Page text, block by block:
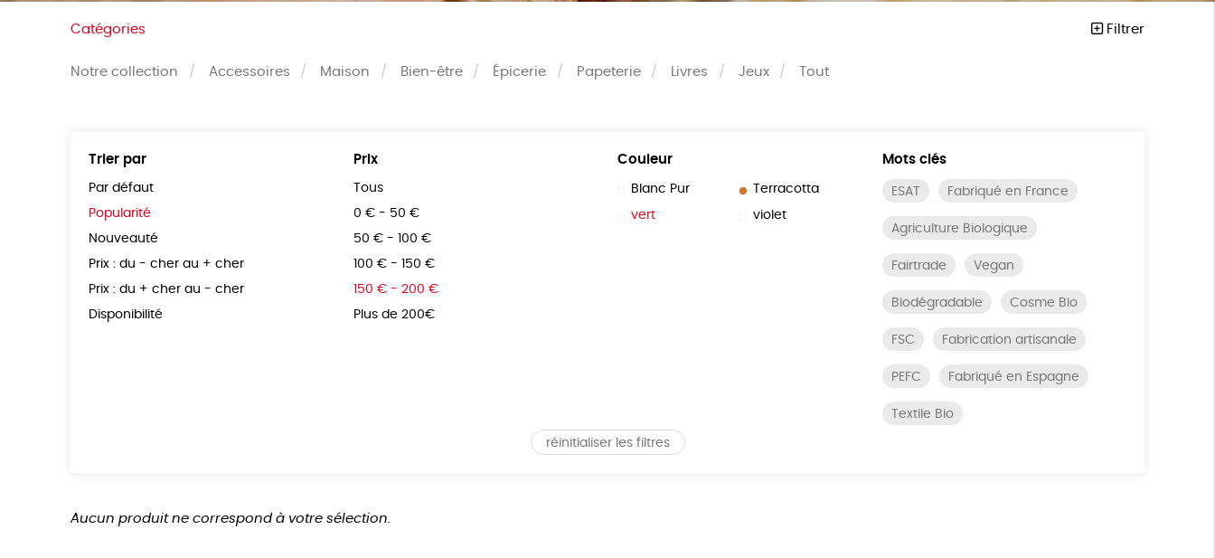
Catégories Filtrer
Notre collection Accessoires Maison Bien-être Épicerie Papeterie Livres Jeux Tout
Trier par
Par défaut
Popularité
Nouveauté
Prix : du - cher au + cher
Prix : du + cher au - cher
Disponibilité
Prix
Tous
0 € - 50 €
50 € - 100 €
100 € - 150 €
150 € - 200 €
Plus de 200€
Couleur
Blanc Pur Terracotta
vert violet
Mots clés
ESAT Fabriqué en France
Agriculture Biologique
Fairtrade Vegan
Biodégradable Cosme Bio
FSC Fabrication artisanale
PEFC Fabriqué en Espagne
Textile Bio
réinitialiser les filtres
Aucun produit ne correspond à votre sélection.